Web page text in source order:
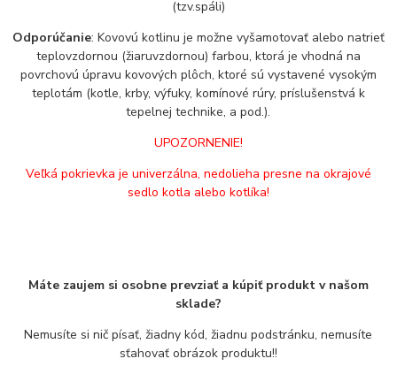
(tzv.spáli)
Odporúčanie: Kovovú kotlinu je možne vyšamotovať alebo natrieť
teplovzdornou (žiaruvzdornou) farbou, ktorá je vhodná na
povrchovú úpravu kovových plôch, ktoré sú vystavené vysokým
teplotám (kotle, krby, výfuky, komínové rúry, príslušenstvá k
tepelnej technike, a pod.).
UPOZORNENIE!
Veľká pokrievka je univerzálna, nedolieha presne na okrajové
sedlo kotla alebo kotlíka!
Máte zaujem si osobne prevziať a kúpiť produkt v našom
sklade?
Nemusíte si nič písať, žiadny kód, žiadnu podstránku, nemusíte
sťahovať obrázok produktu!!